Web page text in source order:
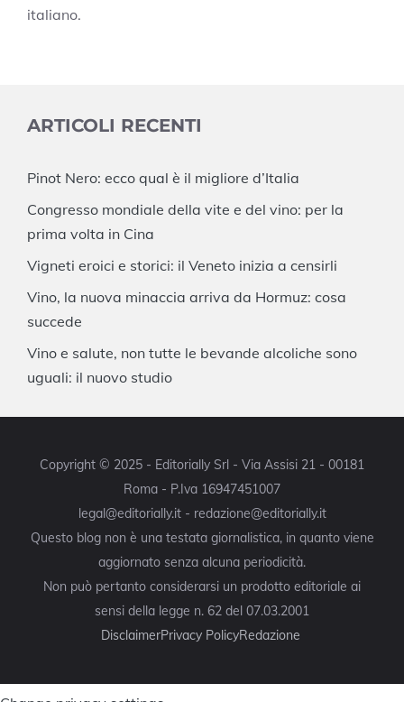
italiano.
ARTICOLI RECENTI
Pinot Nero: ecco qual è il migliore d’Italia
Congresso mondiale della vite e del vino: per la
prima volta in Cina
Vigneti eroici e storici: il Veneto inizia a censirli
Vino, la nuova minaccia arriva da Hormuz: cosa
succede
Vino e salute, non tutte le bevande alcoliche sono
uguali: il nuovo studio
Copyright © 2025 - Editorially Srl - Via Assisi 21 - 00181
Roma - P.Iva 16947451007
legal@editorially.it - redazione@editorially.it
Questo blog non è una testata giornalistica, in quanto viene
aggiornato senza alcuna periodicità.
Non può pertanto considerarsi un prodotto editoriale ai
sensi della legge n. 62 del 07.03.2001
DisclaimerPrivacy PolicyRedazione